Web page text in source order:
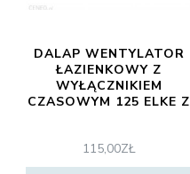
DALAP WENTYLATOR
ŁAZIENKOWY Z
WYŁĄCZNIKIEM
CZASOWYM 125 ELKE Z
115,00ZŁ